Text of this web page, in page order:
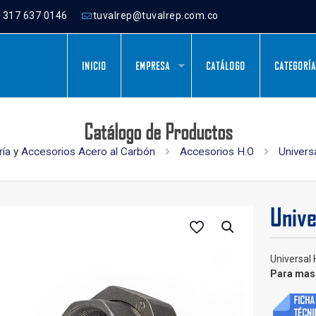
317 637 0146 tuvalrep@tuvalrep.com.co
INICIO EMPRESA CATÁLOGO
Catálogo de Productos
y Accesorios Acero al Carbón Accesorios H.O
Universal
Para